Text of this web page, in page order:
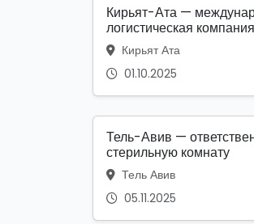
Кирьят-Ата —
логистическая компания
Кирьят Ата
01.10.2025
Тель-Авив —
стерильную комнату
Тель Авив
05.11.2025